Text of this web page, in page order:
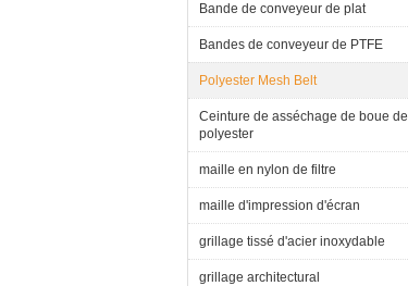
Bande de conveyeur de plat
Bandes de conveyeur de PTFE
Polyester Mesh Belt
Ceinture de asséchage de boue de
polyester
maille en nylon de filtre
maille d'impression d'écran
grillage tissé d'acier inoxydable
grillage architectural